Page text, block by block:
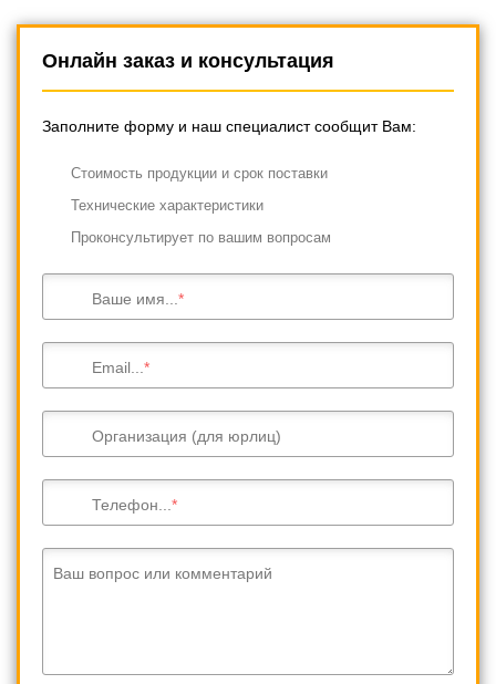
Онлайн заказ и консультация
Заполните форму и наш специалист сообщит Вам:
Cтоимость продукции и срок поставки
Технические характеристики
Проконсультирует по вашим вопросам
Ваше имя...
Email...
Организация (для юрлиц)
Телефон...
Ваш вопрос или комментарий